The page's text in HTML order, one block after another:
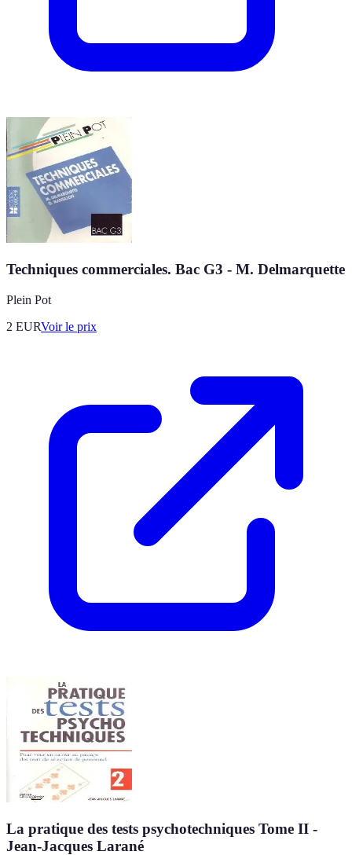
Techniques commerciales. Bac G3 - M. Delmarquette
Plein Pot
2 EURVoir le prix
La pratique des tests psychotechniques Tome II -
Jean-Jacques Larané